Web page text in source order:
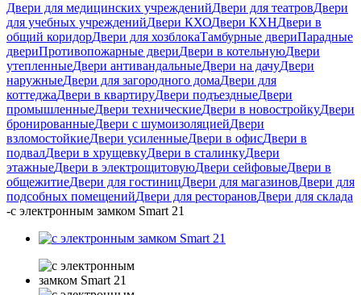
Двери для медицинских учрежденийДвери для театровДвери
для учебных учрежденийДвери КХОДвери КХНДвери в
общий коридорДвери для хозблокаТамбурные двериПарадные
двериПротивопожарные двериДвери в котельнуюДвери
утепленныеДвери антивандальныеДвери на дачуДвери
наружныеДвери для загородного домаДвери для
коттеджаДвери в квартируДвери подъездныеДвери
промышленныеДвери техническиеДвери в новостройкуДвери
бронированныеДвери с шумоизоляциейДвери
взломостойкиеДвери усиленныеДвери в офисДвери в
подвалДвери в хрущевкуДвери в сталинкуДвери
этажныеДвери в электрощитовуюДвери сейфовыеДвери в
общежитиеДвери для гостиницДвери для магазиновДвери для
подсобных помещенийДвери для ресторановДвери для склада
-с электронным замком Smart 21